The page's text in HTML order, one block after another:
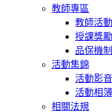
教師專區
教師活動
授課獎勵
品保機制
活動集錦
活動影音
活動相簿
相關法規